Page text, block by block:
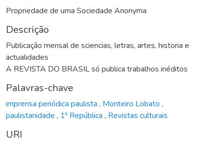
Propriedade de uma Sociedade Anonyma
Descrição
Publicação mensal de sciencias, letras, artes, historia e
actualidades
A REVISTA DO BRASIL só publica trabalhos inéditos
Palavras-chave
imprensa periódica paulista , Monteiro Lobato ,
paulistanidade , 1ª República , Revistas culturais
URI